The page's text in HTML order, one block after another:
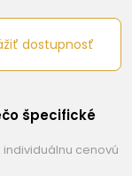
dostupnosť
špecifické
cenovú